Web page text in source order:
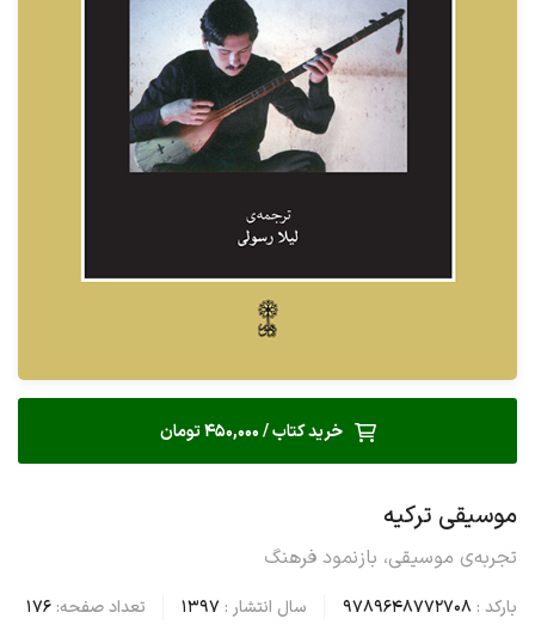
خرید کتاب / 450,000 تومان
موسیقی ترکیه
تجربه‌ی موسیقی، بازنمود فرهنگ
بارکد : 9789648772708 سال انتشار : 1397 تعداد صفحه: 176